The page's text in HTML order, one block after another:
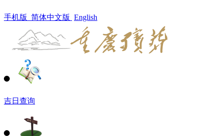
手机版 简体中文版 English
吉日查询